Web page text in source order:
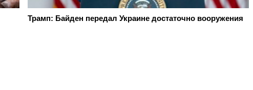
Трамп: Байден передал Украине достаточно вооружения